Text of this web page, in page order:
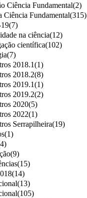
Ciência Fundamental(2)
Ciência Fundamental(315)
(7)
na ciência(12)
científica(102)
(7)
2018.1(1)
2018.2(8)
2019.1(1)
2019.2(2)
2020(5)
2022(1)
Serrapilheira(19)
(1)
(9)
(15)
(14)
(13)
(105)